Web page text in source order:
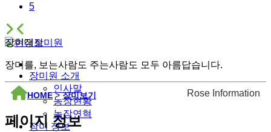
5
장미원 소개
인사말
농장현황
농장연혁
장미 정보
장미정보
장미를, 보는사람도 주는사람도 모두 아름답습니다.
HOME>장미보기 Rose Information
페이지 정보